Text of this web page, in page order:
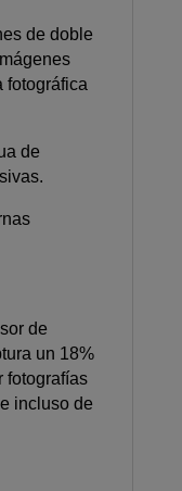
de doble
fotográfica
de
de
un 18%
fotografías
incluso de